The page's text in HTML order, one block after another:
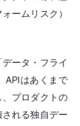
ームリスク）
ータ・フライ
APIはあくまで
プロダクトの
れる独自デー